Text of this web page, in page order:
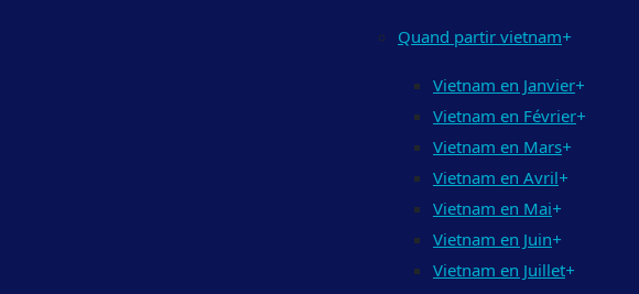
Quand partir vietnam+
Vietnam en Janvier+
Vietnam en Février+
Vietnam en Mars+
Vietnam en Avril+
Vietnam en Mai+
Vietnam en Juin+
Vietnam en Juillet+